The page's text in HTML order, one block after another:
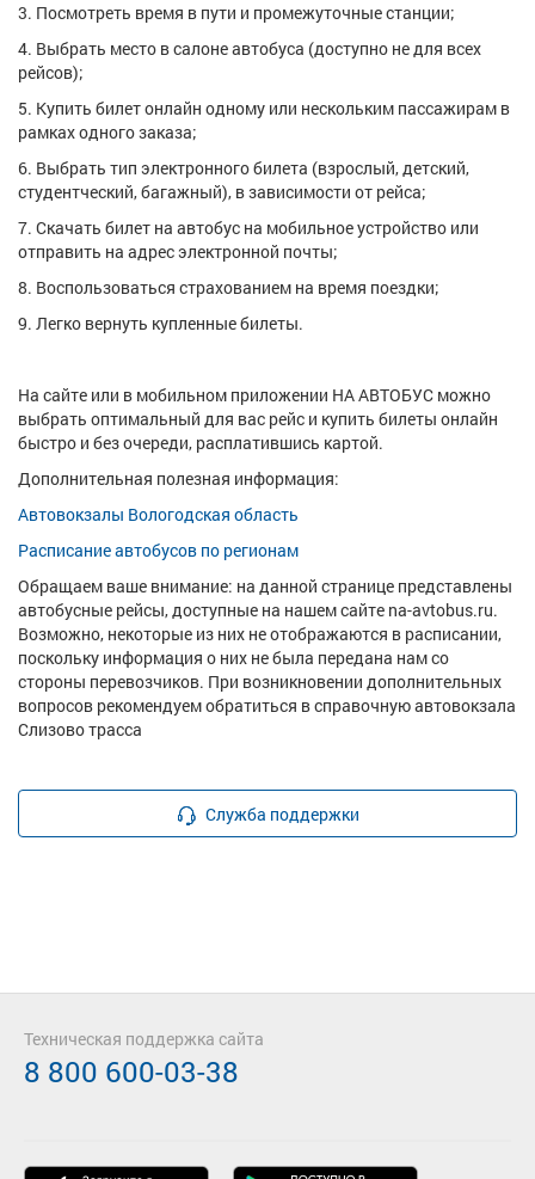
3. Посмотреть время в пути и промежуточные станции;
4. Выбрать место в салоне автобуса (доступно не для всех
рейсов);
5. Купить билет онлайн одному или нескольким пассажирам в
рамках одного заказа;
6. Выбрать тип электронного билета (взрослый, детский,
студентческий, багажный), в зависимости от рейса;
7. Скачать билет на автобус на мобильное устройство или
отправить на адрес электронной почты;
8. Воспользоваться страхованием на время поездки;
9. Легко вернуть купленные билеты.
На сайте или в мобильном приложении НА АВТОБУС можно
выбрать оптимальный для вас рейс и купить билеты онлайн
быстро и без очереди, расплатившись картой.
Дополнительная полезная информация:
Автовокзалы Вологодская область
Расписание автобусов по регионам
Обращаем ваше внимание: на данной странице представлены
автобусные рейсы, доступные на нашем сайте na-avtobus.ru.
Возможно, некоторые из них не отображаются в расписании,
поскольку информация о них не была передана нам со
стороны перевозчиков. При возникновении дополнительных
вопросов рекомендуем обратиться в справочную автовокзала
Слизово трасса
Служба поддержки
Техническая поддержка сайта
8 800 600-03-38